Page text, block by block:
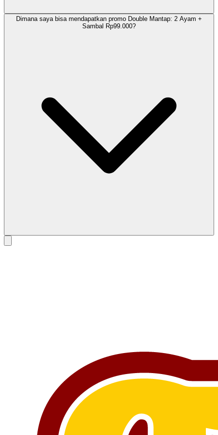
Dimana saya bisa mendapatkan promo Double Mantap: 2 Ayam +
Sambal Rp99.000?